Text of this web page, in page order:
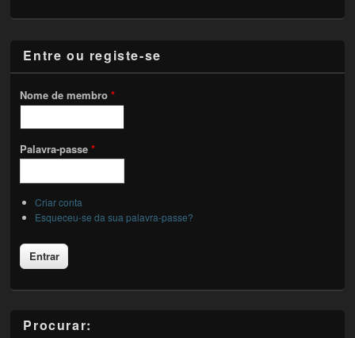
Entre ou registe-se
Nome de membro*
Palavra-passe*
Criar conta
Esqueceu-se da sua palavra-passe?
Procurar: